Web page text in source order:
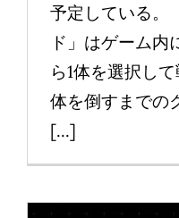
予定している。
ド」はゲーム内
ら1体を選択し
体を倒すまでの
[...]